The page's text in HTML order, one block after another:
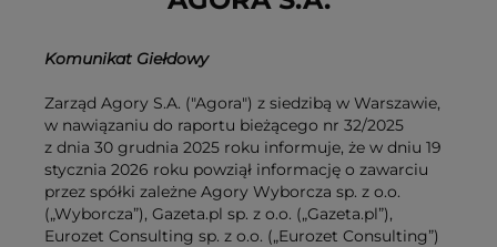
Komunikat Giełdowy
Zarząd Agory S.A. ("Agora") z siedzibą w Warszawie,
w nawiązaniu do raportu bieżącego nr 32/2025
z dnia 30 grudnia 2025 roku informuje, że w dniu 19
stycznia 2026 roku powziął informację o zawarciu
przez spółki zależne Agory Wyborcza sp. z o.o.
(„Wyborcza”), Gazeta.pl sp. z o.o. („Gazeta.pl”),
Eurozet Consulting sp. z o.o. („Eurozet Consulting”)